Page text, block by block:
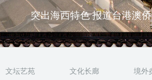
弘扬优秀文化 振奋民族精
突出海西特色 报道台港澳
文坛艺苑 文化长廊 境外